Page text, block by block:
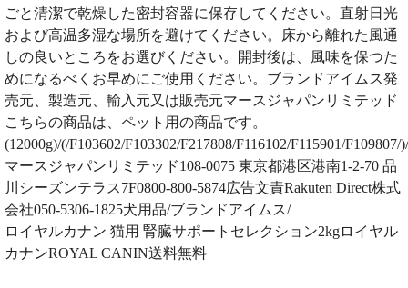
ごと清潔で乾燥した密封容器に保存してください。直射日光
および高温多湿な場所を避けてください。床から離れた風通
しの良いところをお選びください。開封後は、風味を保つた
めになるべくお早めにご使用ください。ブランドアイムス発
売元、製造元、輸入元又は販売元マースジャパンリミテッド
こちらの商品は、ペット用の商品です。
(12000g)/(/F103602/F103302/F217808/F116102/F115901/F109807/)/
マースジャパンリミテッド108-0075 東京都港区港南1-2-70 品
川シーズンテラス7F0800-800-5874広告文責Rakuten Direct株式
会社050-5306-1825犬用品/ブランドアイムス/
ロイヤルカナン 猫用 腎臓サポートセレクション2kgロイヤル
カナンROYAL CANIN送料無料